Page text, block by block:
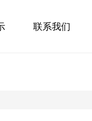
联系我们